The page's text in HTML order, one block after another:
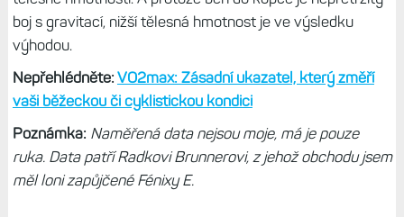
boj s gravitací, nižší tělesná hmotnost je ve výsledku
výhodou.
Nepřehlédněte: VO2max: Zásadní ukazatel, který změří
vaši běžeckou či cyklistickou kondici
Poznámka: Naměřená data nejsou moje, má je pouze
ruka. Data patří Radkovi Brunnerovi, z jehož obchodu jsem
měl loni zapůjčené Fénixy E.